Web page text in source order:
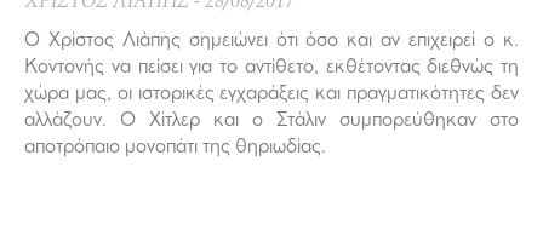
Ο Χρίστος Λιάπης σημειώνει ότι όσο και αν επιχειρεί ο κ.
Κοντονής να πείσει για το αντίθετο, εκθέτοντας διεθνώς τη
χώρα μας, οι ιστορικές εγχαράξεις και πραγματικότητες δεν
αλλάζουν. Ο Χίτλερ και ο Στάλιν συμπορεύθηκαν στο
αποτρόπαιο μονοπάτι της θηριωδίας.